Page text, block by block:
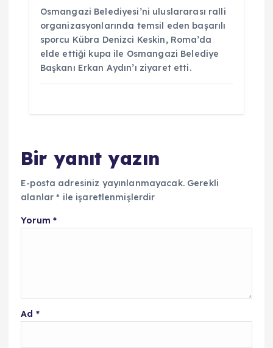
Osmangazi Belediyesi’ni uluslararası ralli
organizasyonlarında temsil eden başarılı
sporcu Kübra Denizci Keskin, Roma’da
elde ettiği kupa ile Osmangazi Belediye
Başkanı Erkan Aydın’ı ziyaret etti.
Bir yanıt yazın
E-posta adresiniz yayınlanmayacak. Gerekli
alanlar* ile işaretlenmişlerdir
Yorum *
Ad *